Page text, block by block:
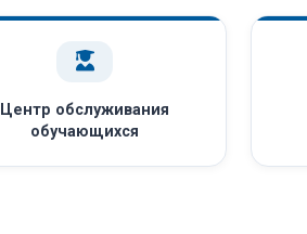
Центр обслуживания
обучающихся